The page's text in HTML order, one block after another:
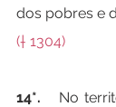
dos pobres e
(† 1304)
14*. No